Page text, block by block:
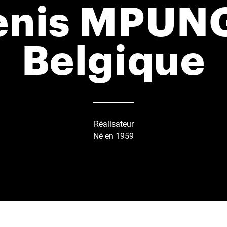
Belgique
Réalisateur
Né en 1959